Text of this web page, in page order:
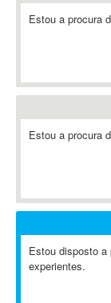
ABAP
ABIS
Ableton
Ableton Live
Abstract Window
AC Drives
AC3
Estou a procura
Estou a procura
Estou disposto a
experientes.